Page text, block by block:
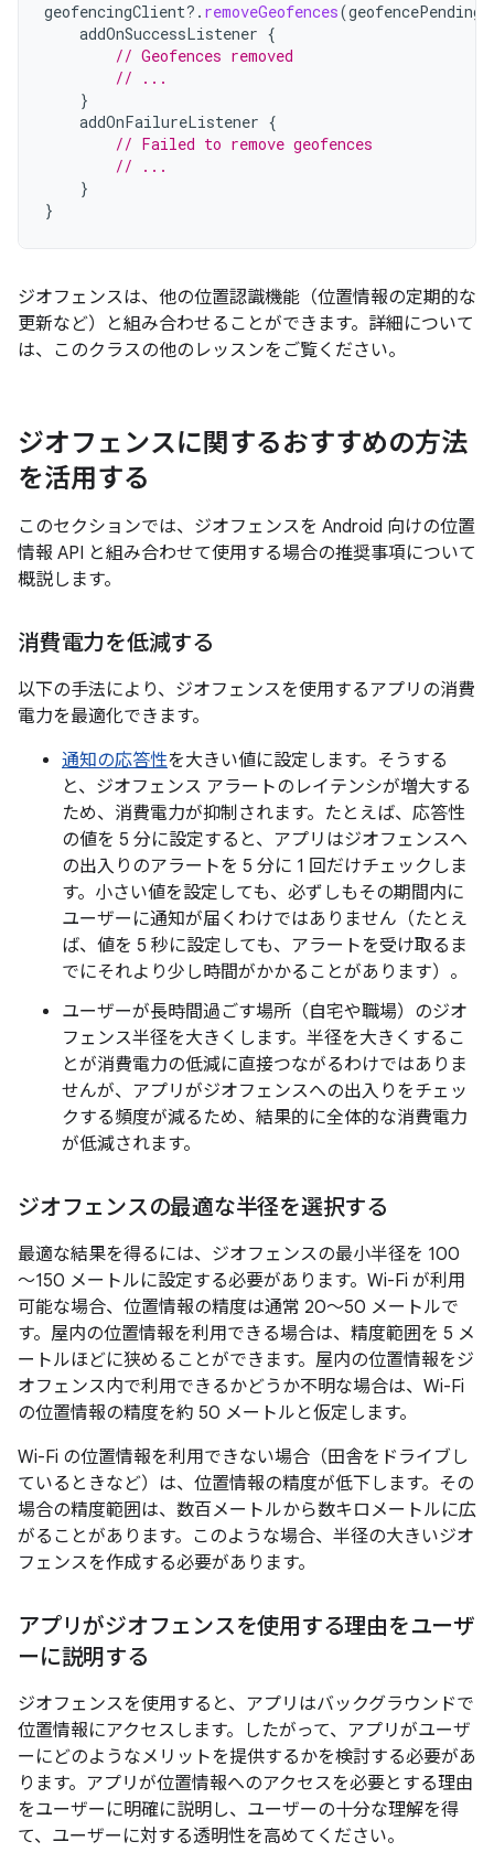
geofencingClient?. removeGeofences(
addOnSuccessListener {
// Geofences removed
// ...
}
addOnFailureListener {
// Failed to remove geofences
// ...
}
}
ジオフェンスは、他の位置認識機能（位置情報の定期的な
更新など）と組み合わせることができます。詳細について
は、このクラスの他のレッスンをご覧ください。
ジオフェンスに関するおすすめの方法
を活用する
このセクションでは、ジオフェンスを Android 向けの位置
情報 API と組み合わせて使用する場合の推奨事項について
概説します。
消費電力を低減する
以下の手法により、ジオフェンスを使用するアプリの消費
電力を最適化できます。
通知の応答性を大きい値に設定します。そうする
と、ジオフェンス アラートのレイテンシが増大する
ため、消費電力が抑制されます。たとえば、応答性
の値を 5 分に設定すると、アプリはジオフェンスへ
の出入りのアラートを 5 分に 1 回だけチェックしま
す。小さい値を設定しても、必ずしもその期間内に
ユーザーに通知が届くわけではありません（たとえ
ば、値を 5 秒に設定しても、アラートを受け取るま
でにそれより少し時間がかかることがあります）。
ユーザーが長時間過ごす場所（自宅や職場）のジオ
フェンス半径を大きくします。半径を大きくするこ
とが消費電力の低減に直接つながるわけではありま
せんが、アプリがジオフェンスへの出入りをチェッ
クする頻度が減るため、結果的に全体的な消費電力
が低減されます。
ジオフェンスの最適な半径を選択する
最適な結果を得るには、ジオフェンスの最小半径を 100
～150 メートルに設定する必要があります。Wi-Fi が利用
可能な場合、位置情報の精度は通常 20～50 メートルで
す。屋内の位置情報を利用できる場合は、精度範囲を 5 メ
ートルほどに狭めることができます。屋内の位置情報をジ
オフェンス内で利用できるかどうか不明な場合は、Wi-Fi
の位置情報の精度を約 50 メートルと仮定します。
Wi-Fi の位置情報を利用できない場合（田舎をドライブし
ているときなど）は、位置情報の精度が低下します。その
場合の精度範囲は、数百メートルから数キロメートルに広
がることがあります。このような場合、半径の大きいジオ
フェンスを作成する必要があります。
アプリがジオフェンスを使用する理由をユーザ
ーに説明する
ジオフェンスを使用すると、アプリはバックグラウンドで
位置情報にアクセスします。したがって、アプリがユーザ
ーにどのようなメリットを提供するかを検討する必要があ
ります。アプリが位置情報へのアクセスを必要とする理由
をユーザーに明確に説明し、ユーザーの十分な理解を得
て、ユーザーに対する透明性を高めてください。